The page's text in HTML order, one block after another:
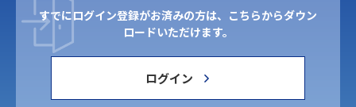
すでにログイン登録がお済みの方は、こちらからダウン
ロードいただけます。
ログイン